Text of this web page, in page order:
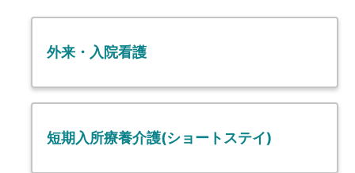
外来・入院看護
短期入所療養介護(ショートステイ)